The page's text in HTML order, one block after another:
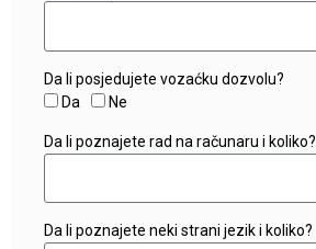
Da li posjedujete vozaćku dozvolu?
Da
Ne
Da li poznajete rad na računaru i koliko?
Da li poznajete neki strani jezik i koliko?